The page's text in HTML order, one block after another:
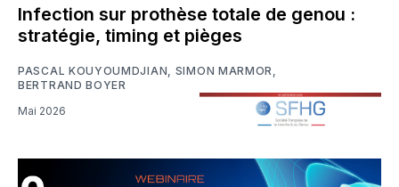
Infection sur prothèse totale de genou :
stratégie, timing et pièges
PASCAL KOUYOUMDJIAN SIMON MARMOR
BERTRAND BOYER
Mai 2026